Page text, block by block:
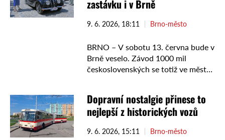
zastávku i v Brně
9. 6. 2026, 18:11 Brno-město
BRNO – V sobotu 13. června bude v
Brně veselo. Závod 1000 mil
československých se totiž ve městě
letošního závodu …
Dopravní nostalgie přinese to
nejlepší z historických vozů
9. 6. 2026, 15:11 Brno-město